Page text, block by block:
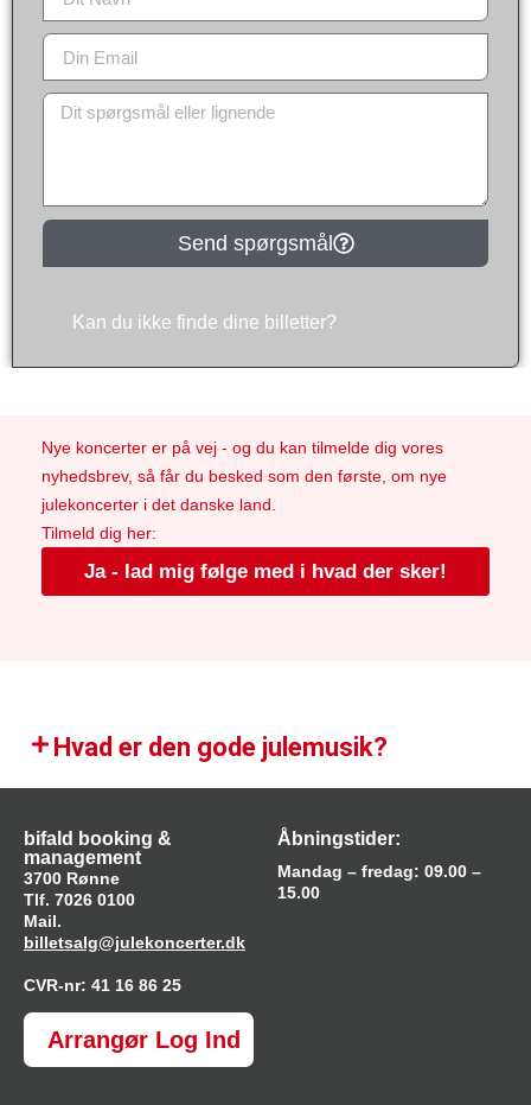
Send spørgsmål
Kan du ikke finde dine billetter?
Nye koncerter er på vej - og du kan tilmelde dig vores
nyhedsbrev, så får du besked som den første, om nye
julekoncerter i det danske land.
Tilmeld dig her:
Ja - lad mig følge med i hvad der sker!
Hvad er den gode julemusik?​
bifald booking &
management
3700 Rønne
Tlf. 7026 0100
Mail.
billetsalg@julekoncerter.dk
CVR-nr: 41 16 86 25
Arrangør Log Ind
Åbningstider:
Mandag – fredag: 09.00 –
15.00